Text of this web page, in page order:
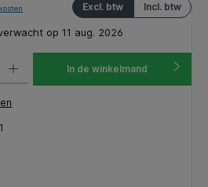
Incl. btw
Excl. btw
op 11 aug. 2026
In de winkelmand